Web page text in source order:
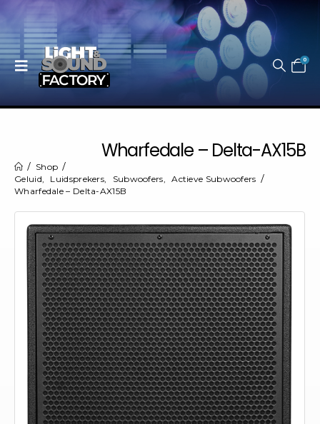
0
Wharfedale – Delta-AX15B
Shop
Geluid, Luidsprekers, Subwoofers,
Actieve Subwoofers
Wharfedale – Delta-AX15B